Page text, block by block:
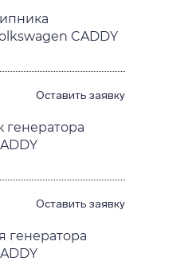
CADDY
Оставить заявку
генератора
Оставить заявку
генератора